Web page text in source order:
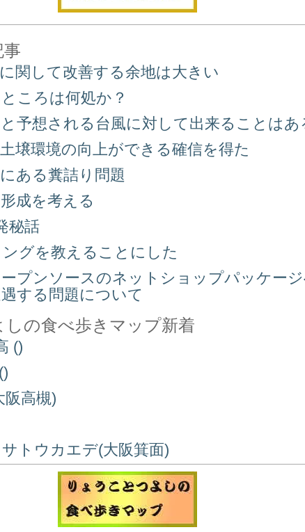
関して改善する余地は大きい
ころは何処か？
予想される台風に対して出来ることはあ
壌環境の向上ができる確信を得た
ある糞詰り問題
成を考える
秘話
グを教えることにした
プンソースのネットショップパッケー
する問題について
しの食べ歩きマップ新着
()
阪高槻)
トウカエデ(大阪箕面)